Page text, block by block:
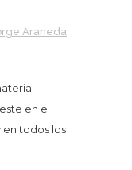
Araneda
en el
todos los